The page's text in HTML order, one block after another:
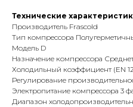
Технические
Производитель Frascold
Тип компрессора
Модель D
Назначение компрессора
Холодильный коэффициент (EN
Регулирование
Электропитание компрессора 3
Диапазон